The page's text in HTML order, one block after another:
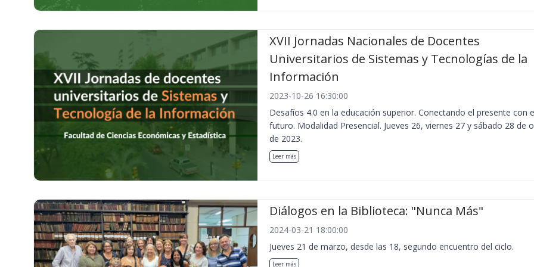
XVII Jornadas Nacionales de Docentes
Universitarios de Sistemas y Tecnologías de la
Información
2023-10-26 16:30:00
Desafíos 4.0 en la educación superior. Conectando el presente con
futuro. Modalidad Presencial. Jueves 26, viernes 27 y sábado 28 de
de 2023.
Leer más
Diálogos en la Biblioteca: "Nunca Más"
2024-03-21 18:00:00
Jueves 21 de marzo, desde las 18, segundo encuentro del ciclo.
Leer más